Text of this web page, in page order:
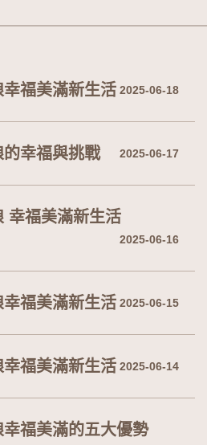
福美滿新生活 2025-06-18
幸福與挑戰 2025-06-17
幸福美滿新生活
2025-06-16
福美滿新生活 2025-06-15
福美滿新生活 2025-06-14
福美滿的五大優勢